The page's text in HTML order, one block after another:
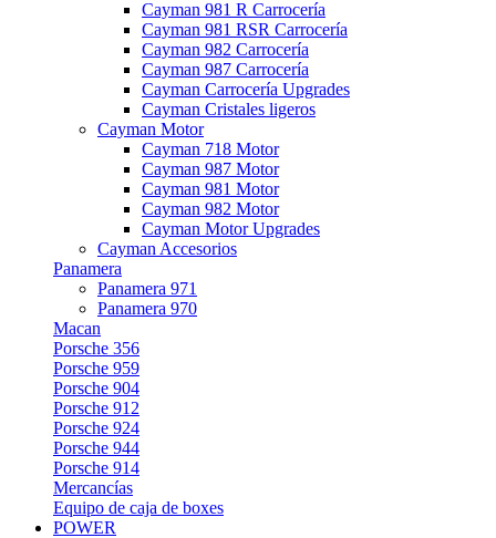
Cayman 981 R Carrocería
Cayman 981 RSR Carrocería
Cayman 982 Carrocería
Cayman 987 Carrocería
Cayman Carrocería Upgrades
Cayman Cristales ligeros
Cayman Motor
Cayman 718 Motor
Cayman 987 Motor
Cayman 981 Motor
Cayman 982 Motor
Cayman Motor Upgrades
Cayman Accesorios
Panamera
Panamera 971
Panamera 970
Macan
Porsche 356
Porsche 959
Porsche 904
Porsche 912
Porsche 924
Porsche 944
Porsche 914
Mercancías
Equipo de caja de boxes
POWER